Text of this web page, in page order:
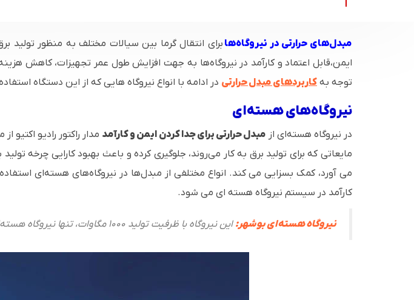
مبدل‌های حرارتی در نیروگاه‌ها برای انتقال گرما بین سیالات مختلف به منظور تولید
ایمن،قابل اعتماد و کارآمد در نیروگاه‌ها به جهت افزایش طول عمر تجهیزات، کاهش
توجه به کاربردهای مبدل حرارتی در ادامه با انواع نیروگاه هایی که از این دستگاه
نیروگاه‌های هسته‌ای
در نیروگاه هسته‌ای از مبدل حرارتی برای جدا کردن ایمن و کارآمد مدار راکتور رادیو
مایعاتی که برای تولید برق به کار می‌روند، جلوگیری کرده و باعث بهبود کارایی چرخه
می آورد، کمک بسزایی می کند. انواع مختلفی از مبدل‌ها در نیروگاه‌های هسته‌ای
کارآمد در سیستم نیروگاه هسته ای می شود.
نیروگاه هسته‌ای بوشهر: این نیروگاه با ظرفیت تولید 1000 مگاوات، تنها نیروگاه هسته‌ای فعال ایران است و از